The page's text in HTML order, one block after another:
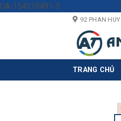
UA-154319491-3
content
92 PHAN
TRANG CHỦ